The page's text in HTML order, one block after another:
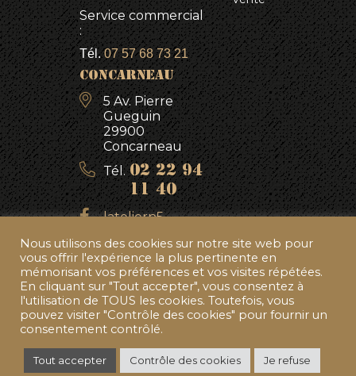
Service commercial
:
Tél.07 57 68 73 21
CONCARNEAU
5 Av. Pierre
Gueguin
29900
Concarneau
Tél. 02 22 94
11 40
lateliern5
latelier.n5
© Conception & Développement netao®
Tous droits réservés
Nous utilisons des cookies sur notre site web pour
vous offrir l'expérience la plus pertinente en
mémorisant vos préférences et vos visites répétées.
En cliquant sur "Tout accepter", vous consentez à
l'utilisation de TOUS les cookies. Toutefois, vous
pouvez visiter "Contrôle des cookies" pour fournir un
consentement contrôlé.
Tout accepter Contrôle des cookies Je refuse